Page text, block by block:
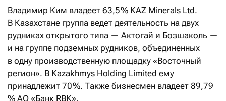
Владимир Ким владеет 63,5 % KAZ Minerals Ltd.
В Казахстане группа ведет деятельность на двух
рудниках открытого типа — Актогай и Бозшаколь —
и на группе подземных рудников, объединенных
в одну производственную площадку «Восточный
регион». В Kazakhmys Holding Limited ему
принадлежит 70 %. Также бизнесмен владеет 89,79
% АО «Банк RBK».